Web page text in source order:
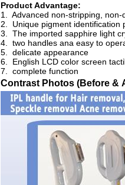
Product Advantage:
1. Advanced non-stripping, non-
2. Unique pigment identification
3. The imported sapphire light
4. two handles ana easy to
5. delicate appearance
6. English LCD color screen
7. complete function
Contrast Photos (Before &